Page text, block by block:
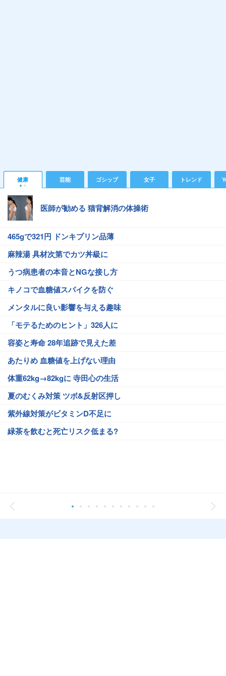
健康 芸能 ゴシップ 女子 トレンド
医師が勧める 猫背解消の体操術
465gで321円 ドンキプリン品薄
麻辣湯 具材次第でカツ丼級に
うつ病患者の本音とNGな接し方
キノコで血糖値スパイクを防ぐ
メンタルに良い影響を与える趣味
「モテるためのヒント」326人に
容姿と寿命 28年追跡で見えた差
あたりめ 血糖値を上げない理由
体重62kg→82kgに 寺田心の生活
夏のむくみ対策 ツボ&反射区押し
紫外線対策がビタミンD不足に
緑茶を飲むと死亡リスク低まる?